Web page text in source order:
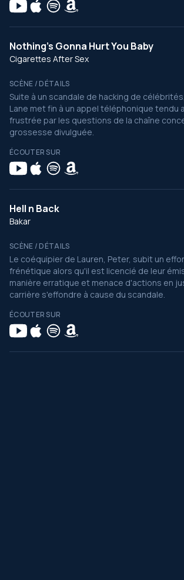
Nothing's Gonna Hurt You Baby
Cigarettes After Sex
SCÈNE / DÉTAILS
Suite à un scandale de hacking de
Lane met fin à un appel téléphonique tendu
frustrée par les questions de la chaîne
grossesse divulguée.
ÉCOUTER SUR
Hell n Back
Bakar
SCÈNE / DÉTAILS
Le coéquipier de Lauren, Peter, subit un
frénétique alors qu'il est licencié de leur
manière erratique et menace d'actions en
carrière s'effondre à cause du scandale.
ÉCOUTER SUR